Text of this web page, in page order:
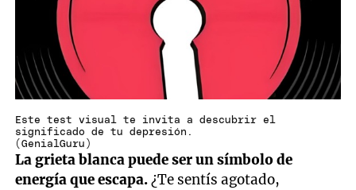
Este test visual te invita a descubrir el
significado de tu depresión.
(GenialGuru)
La grieta blanca puede ser un símbolo de
energía que escapa.¿Te sentís agotado,